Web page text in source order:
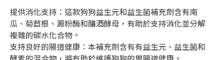
提供消化支持：這款狗狗益生元和益生菌補充劑含有南
瓜、菊苣根、澱粉酶和釀酒酵母，有助於支持消化並分解
複雜的碳水化合物。
支持良好的腸道健康：本補充劑含有有益生元、益生菌和